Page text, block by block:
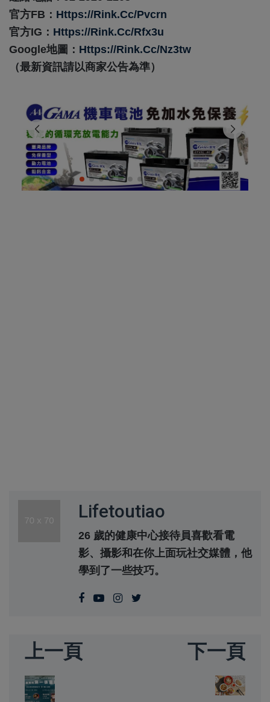
官方FB： Https://rink.cc/pvcrn
官方IG： Https://rink.cc/rfx3u
Google地圖： Https://rink.cc/nz3tw
（最新資訊請以商家公告為準）
Lifetoutiao
26 歲的健康中心接待員喜歡看電
影、攝影和在你上面玩社交媒體，他
學到了一些技巧。
上一頁 下一頁